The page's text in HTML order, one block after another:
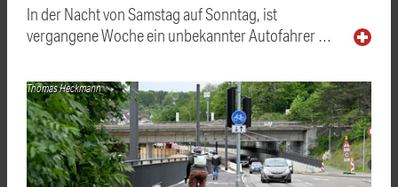
In der Nacht von Samstag auf Sonntag, ist
vergangene Woche ein unbekannter Autofahrer …
Thomas Heckmann